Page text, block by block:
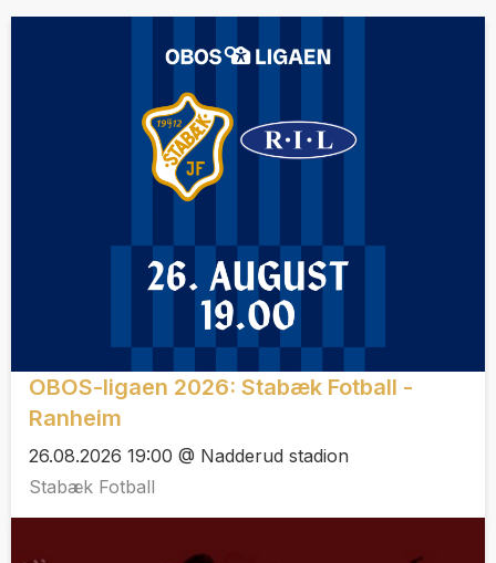
OBOS-ligaen 2026: Stabæk Fotball -
Ranheim
26.08.2026 19:00 @ Nadderud stadion
Stabæk Fotball